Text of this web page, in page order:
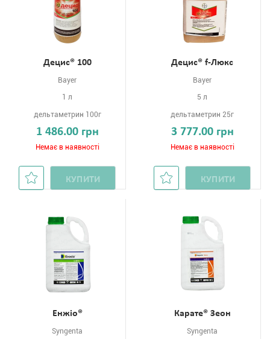
Децис® 100
Bayer
1 л
дельтаметрин 100г
1 486.00 грн
Немає в наявності
КУПИТИ
Децис® f-Люкс
Bayer
5 л
дельтаметрин 25г
3 777.00 грн
Немає в наявності
КУПИТИ
Енжіо®
Syngenta
Карате® Зеон
Syngenta